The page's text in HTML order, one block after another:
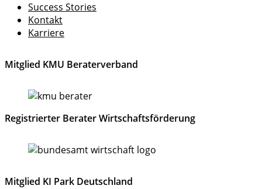
Success Stories
Kontakt
Karriere
Mitglied KMU Beraterverband
Registrierter Berater Wirtschaftsförderung
Mitglied KI Park Deutschland